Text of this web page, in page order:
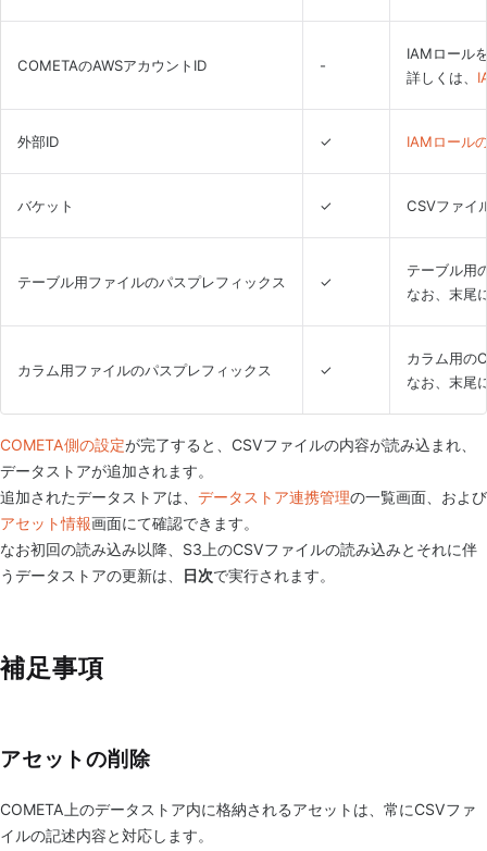
COMETAのAWSアカウントID -
IAMロール
詳しくは、
外部ID ✓ IAMロール
バケット ✓ CSVファイ
テーブル用ファイルのパスプレフィックス ✓
テーブル用
なお、末尾
カラム用ファイルのパスプレフィックス ✓
カラム用の
なお、末尾
COMETA側の設定が完了すると、CSVファイルの内容が読み込まれ、
データストアが追加されます。
追加されたデータストアは、 データストア連携管理の一覧画面、および
アセット情報画面にて確認できます。
なお初回の読み込み以降、S3上のCSVファイルの読み込みとそれに伴
うデータストアの更新は、
日次で実行されます。
補足事項
アセットの削除
COMETA上のデータストア内に格納されるアセットは、常にCSVファ
イルの記述内容と対応します。